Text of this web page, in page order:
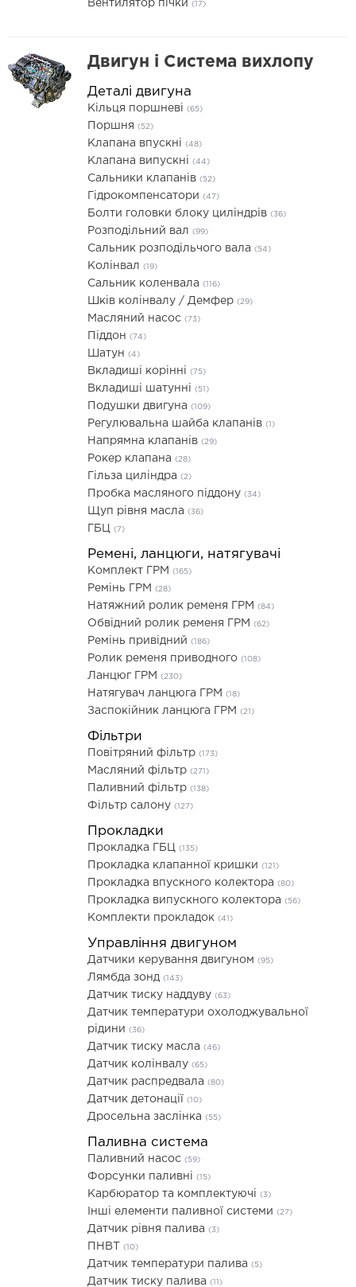
Вентилятор пічки (17)
Двигун і Система вихлопу
Деталі двигуна
Кільця поршневі (65)
Поршня (52)
Клапана впускні (48)
Клапана випускні (44)
Сальники клапанів (52)
Гідрокомпенсатори (47)
Болти головки блоку циліндрів (36)
Розподільний вал (99)
Сальник розподільчого вала (54)
Колінвал (19)
Сальник коленвала (116)
Шків колінвалу / Демфер (29)
Масляний насос (73)
Піддон (74)
Шатун (4)
Вкладиші корінні (75)
Вкладиші шатунні (51)
Подушки двигуна (109)
Регулювальна шайба клапанів (1)
Напрямна клапанів (29)
Рокер клапана (28)
Гільза циліндра (2)
Пробка масляного піддону (34)
Щуп рівня масла (36)
ГБЦ (7)
Ремені, ланцюги, натягувачі
Комплект ГРМ (165)
Ремінь ГРМ (28)
Натяжний ролик ременя ГРМ (84)
Обвідний ролик ременя ГРМ (62)
Ремінь привідний (186)
Ролик ременя приводного (108)
Ланцюг ГРМ (230)
Натягувач ланцюга ГРМ (18)
Заспокійник ланцюга ГРМ (21)
Фільтри
Повітряний фільтр (173)
Масляний фільтр (271)
Паливний фільтр (138)
Фільтр салону (127)
Прокладки
Прокладка ГБЦ (135)
Прокладка клапанної кришки (121)
Прокладка впускного колектора (80)
Прокладка випускного колектора (56)
Комплекти прокладок (41)
Управління двигуном
Датчики керування двигуном (95)
Лямбда зонд (143)
Датчик тиску наддуву (63)
Датчик температури охолоджувальної
рідини (36)
Датчик тиску масла (46)
Датчик колінвалу (65)
Датчик распредвала (80)
Датчик детонації (10)
Дросельна заслінка (55)
Паливна система
Паливний насос (59)
Форсунки паливні (15)
Карбюратор та комплектуючі (3)
Інші елементи паливної системи (27)
Датчик рівня палива (3)
ПНВТ (10)
Датчик температури палива (5)
Датчик тиску палива (11)